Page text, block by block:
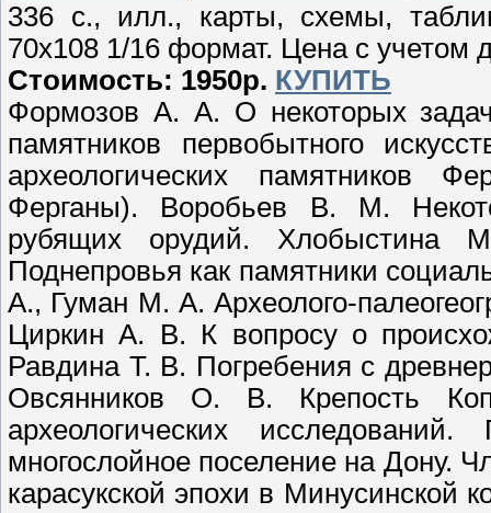
336 с., илл., карты, схемы,
70х108 1/16 формат. Цена с учетом
Стоимость: 1950р. КУПИТЬ
Формозов А. А. О некоторых
памятников первобытного
археологических памятников
Ферганы). Воробьев В. М.
рубящих орудий. Хлобыстина
Поднепровья как памятники
А., Гуман М. А. Археолого-
Циркин А. В. К вопросу о
Равдина Т. В. Погребения с
Овсянников О. В. Крепость
археологических
многослойное поселение на Дону.
карасукской эпохи в Минусинской